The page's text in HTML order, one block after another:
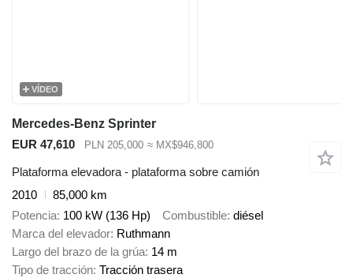
VÍDEO
Mercedes-Benz Sprinter
EUR 47,610
PLN 205,000 ≈ MX$946,800
Plataforma elevadora - plataforma sobre camión
2010
85,000 km
Potencia 100 kW (136 Hp) Combustible diésel
Marca del elevador Ruthmann
Largo del brazo de la grúa 14 m
Tipo de tracción Tracción trasera